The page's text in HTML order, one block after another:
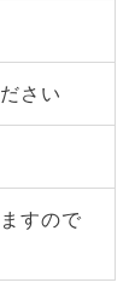
さい
すので